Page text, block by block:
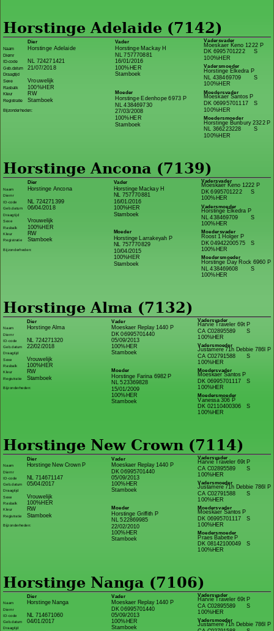
Horstinge Adelaide (7142)
Naam
Diernr
ID-code
Geb.datum
Draagtijd
Sexe
Rasbalk
Kleur
Registratie
Bijzonderheden:
Horstinge Adelaide
21/07/2018
Vrouwelijk
RW
100%HER
Stamboek
Dier Vader
16/01/2016
Stamboek
Vadersvader
Vadersmoeder
Moedersvader
Moedersmoeder
Horstinge Bunbury 2322 P
NL 366223228
NL 757770881
Horstinge Mackay H
Moeder
Horstinge Edenhope 6973 P
NL 438469730
27/03/2008
100%HER
Stamboek
NL 724271421
100%HER
100%HER
100%HER
Moeskaer Keno 1222 P
Horstinge Elkedra P
Moeskaer Santos P
100%HER
100%HER
DK 06995701117
DK 6995701222
NL 438469709
S
S
S
S
Horstinge Ancona (7139)
Naam
Diernr
ID-code
Geb.datum
Draagtijd
Sexe
Rasbalk
Kleur
Registratie
Bijzonderheden:
Horstinge Ancona
06/04/2018
Vrouwelijk
RW
100%HER
Stamboek
Dier Vader
16/01/2016
Stamboek
Vadersvader
Vadersmoeder
Moedersvader
Moedersmoeder
Horstinge Day Rock 6960 P
NL 438469608
NL 757770881
Horstinge Mackay H
Moeder
Horstinge Larrakeyah P
NL 757770829
10/04/2015
100%HER
Stamboek
NL 724271399
100%HER
100%HER
100%HER
Moeskaer Keno 1222 P
Horstinge Elkedra P
Roost 1 Holger P
100%HER
100%HER
DK 04942200575
DK 6995701222
NL 438469709
S
S
S
S
Horstinge Alma (7132)
Naam
Diernr
ID-code
Geb.datum
Draagtijd
Sexe
Rasbalk
Kleur
Registratie
Bijzonderheden:
Horstinge Alma
22/02/2018
Vrouwelijk
RW
100%HER
Stamboek
Dier Vader
05/09/2013
Stamboek
Vadersvader
Vadersmoeder
Moedersvader
Moedersmoeder
Vanessa 306 P
DK 02110400306
DK 06995701440
Moeskaer Replay 1440 P
Moeder
Horstinge Farina 6982 P
NL 523369828
15/01/2009
100%HER
Stamboek
NL 724271320
100%HER
100%HER
100%HER
Harvie Traveler 69t P
Justamere 71h Debbie 786l P
Moeskaer Santos P
100%HER
100%HER
DK 06995701117
CA C02895589
CA C02791588
S
S
S
S
Horstinge New Crown (7114)
Naam
Diernr
ID-code
Geb.datum
Draagtijd
Sexe
Rasbalk
Kleur
Registratie
Bijzonderheden:
Horstinge New Crown P
05/04/2017
Vrouwelijk
RW
100%HER
Stamboek
Dier Vader
05/09/2013
Stamboek
Vadersvader
Vadersmoeder
Moedersvader
Moedersmoeder
Praes Babette P
DK 08142100049
DK 06995701440
Moeskaer Replay 1440 P
Moeder
Horstinge Griffith P
NL 522869985
22/02/2010
100%HER
Stamboek
NL 714671147
100%HER
100%HER
100%HER
Harvie Traveler 69t P
Justamere 71h Debbie 786l P
Moeskaer Santos P
100%HER
100%HER
DK 06995701117
CA C02895589
CA C02791588
S
S
S
S
Horstinge Nanga (7106)
Naam
Diernr
ID-code
Geb.datum
Draagtijd
Horstinge Nanga
04/01/2017
Dier Vader
05/09/2013
Stamboek
Vadersvader
Vadersmoeder
DK 06995701440
Moeskaer Replay 1440 P
NL 714671060
100%HER
100%HER
Harvie Traveler 69t P
Justamere 71h Debbie 786l P
CA C02895589 S